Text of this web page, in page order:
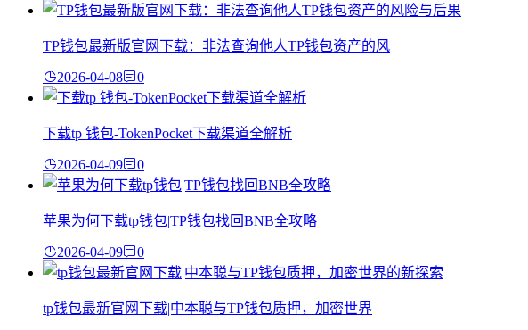
TP钱包最新版官网下载：非法查询他人TP钱包资产的风
2026-04-08 0
下载tp 钱包-TokenPocket下载渠道全解析
2026-04-09 0
苹果为何下载tp钱包|TP钱包找回BNB全攻略
2026-04-09 0
tp钱包最新官网下载|中本聪与TP钱包质押，加密世界